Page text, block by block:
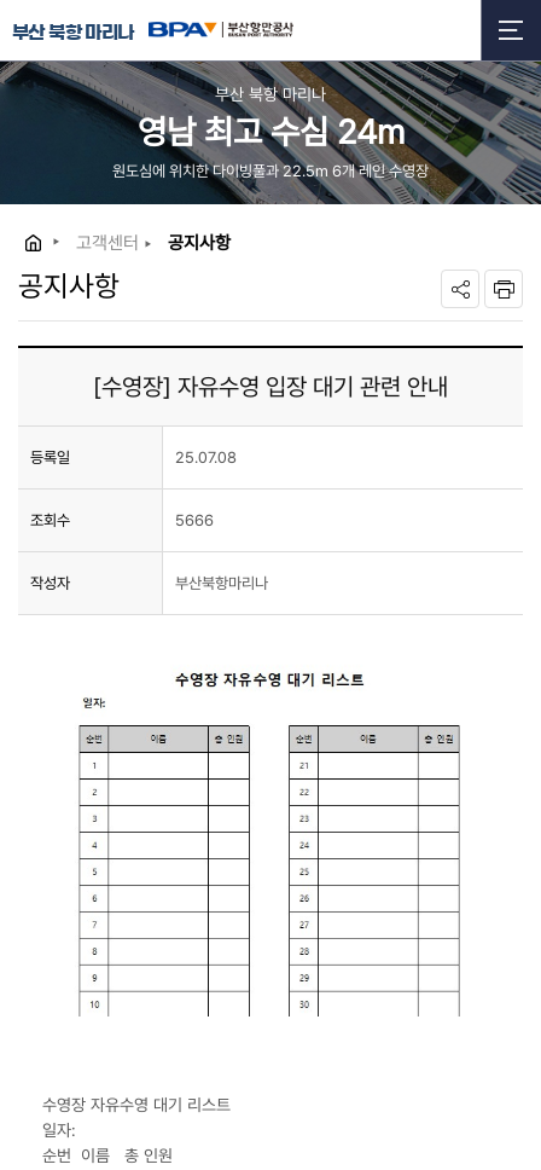
부산 북항 마리나
부산 북항 마리나
영남 최고 수심 24m
원도심에 위치한 다이빙풀과 22.5m 6개 레인 수영장
고객센터 공지사항
공지사항
[수영장] 자유수영 입장 대기 관련 안내
등록일 25.07.08
조회수 5666
작성자 부산북항마리나
수영장 자유수영 대기 리스트
일자:
순번 이름 총 인원